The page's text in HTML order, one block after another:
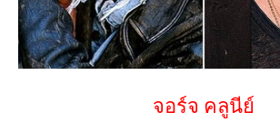
จอร์จ คลูนีย์